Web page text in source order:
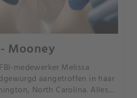
Mooney
medewerker Melissa
aangetroffen in haar
North Carolina. Alles